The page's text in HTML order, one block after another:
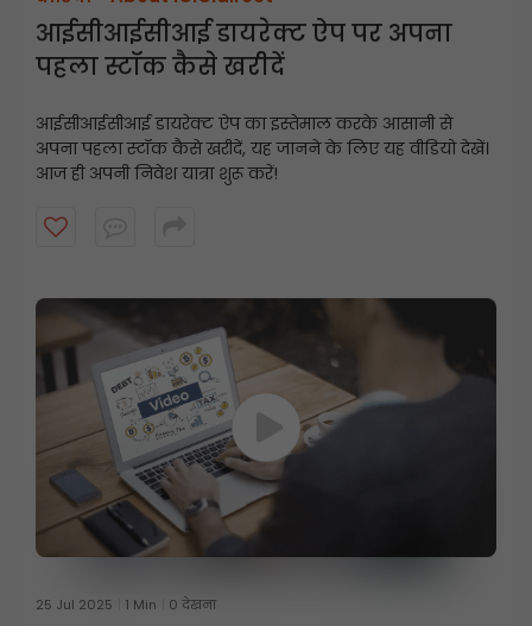
आईसीआईसीआई डायरेक्ट ऐप पर अपना
पहला स्टॉक कैसे खरीदें
आईसीआईसीआई डायरेक्ट ऐप का इस्तेमाल करके आसानी से
अपना पहला स्टॉक कैसे खरीदें, यह जानने के लिए यह वीडियो देखें।
आज ही अपनी निवेश यात्रा शुरू करें!
25 Jul 2025 1 Min 0 देखना